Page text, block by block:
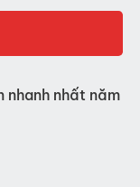
nhanh nhất năm